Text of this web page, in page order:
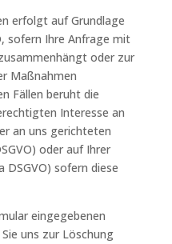
erfolgt auf Grundlage
sofern Ihre Anfrage mit
oder zur
Maßnahmen
Fällen beruht die
Interesse an
an uns gerichteten
oder auf Ihrer
DSGVO) sofern diese
eingegebenen
uns zur Löschung